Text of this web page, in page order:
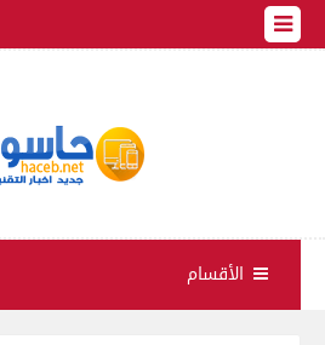
الأقسام